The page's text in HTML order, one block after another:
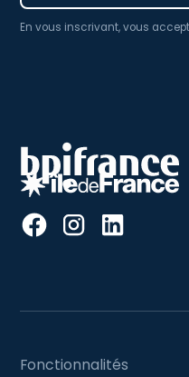
En vous inscrivant, vous
Fonctionnalités